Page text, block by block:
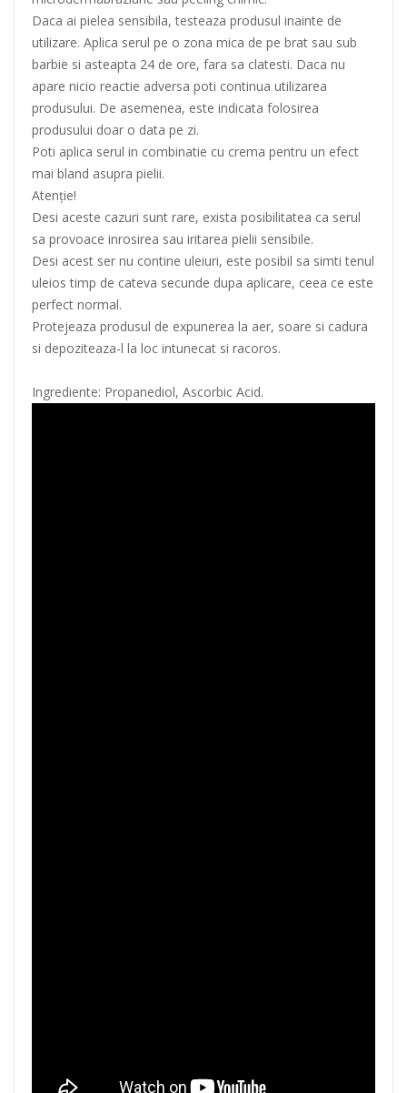
Daca ai pielea sensibila, testeaza produsul inainte de
utilizare. Aplica serul pe o zona mica de pe brat sau sub
barbie si asteapta 24 de ore, fara sa clatesti. Daca nu
apare nicio reactie adversa poti continua utilizarea
produsului. De asemenea, este indicata folosirea
produsului doar o data pe zi.
Poti aplica serul in combinatie cu crema pentru un efect
mai bland asupra pielii.
Atenție!
Desi aceste cazuri sunt rare, exista posibilitatea ca serul
sa provoace inrosirea sau iritarea pielii sensibile.
Desi acest ser nu contine uleiuri, este posibil sa simti tenul
uleios timp de cateva secunde dupa aplicare, ceea ce este
perfect normal.
Protejeaza produsul de expunerea la aer, soare si cadura
si depoziteaza-l la loc intunecat si racoros.
Ingrediente: Propanediol, Ascorbic Acid.